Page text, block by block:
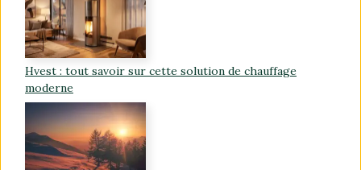
Hvest : tout savoir sur cette solution de chauffage
moderne